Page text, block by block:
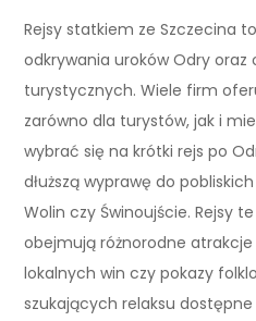
Rejsy statkiem ze Szczecina
odkrywania uroków Odry oraz
turystycznych. Wiele firm
zarówno dla turystów, jak i
wybrać się na krótki rejs po
dłuższą wyprawę do
Wolin czy Świnoujście. Rejsy
obejmują różnorodne
lokalnych win czy pokazy
szukających relaksu dostępne